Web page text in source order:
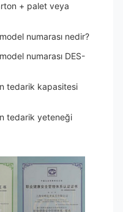
+ palet veya
numarası nedir?
numarası DES-
tedarik kapasitesi
tedarik yeteneği